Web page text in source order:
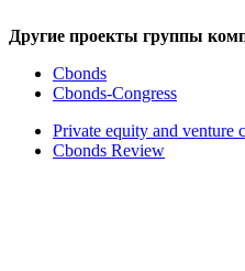
Другие проекты группы
Cbonds
Cbonds-Congress
Private equity and venture
Cbonds Review